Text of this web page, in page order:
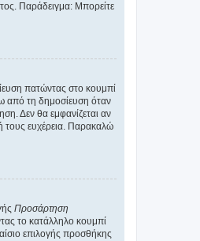
Παράδειγμα: Μπορείτε
πατώντας στο κουμπί
από τη δημοσίευση όταν
Δεν θα εμφανίζεται αν
τους ευχέρεια. Παρακαλώ
Προσάρτηση
το κατάλληλο κουμπί
επιλογής προσθήκης